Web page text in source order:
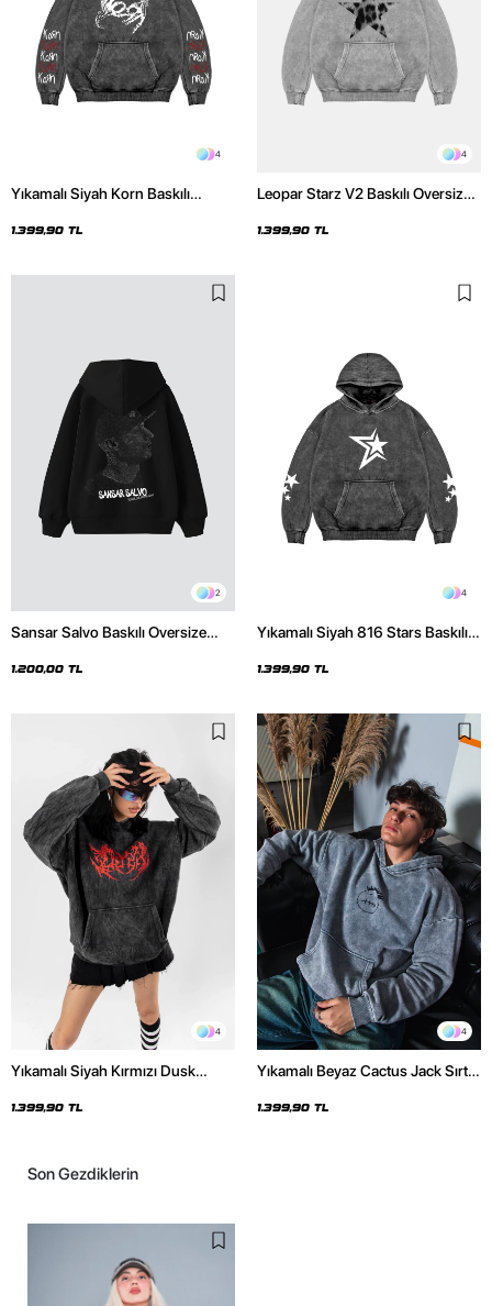
4
Yıkamalı Siyah Korn Baskılı
1.399,90 TL
4
Leopar Starz V2 Baskılı Oversize
Hoodie
1.399,90 TL
2
Sansar Salvo Baskılı Oversize
1.200,00 TL
4
Yıkamalı Siyah 816 Stars Baskılı
1.399,90 TL
4
Yıkamalı Siyah Kırmızı Dusk
1.399,90 TL
4
Yıkamalı Beyaz Cactus Jack Sırt
1.399,90 TL
Son Gezdiklerin